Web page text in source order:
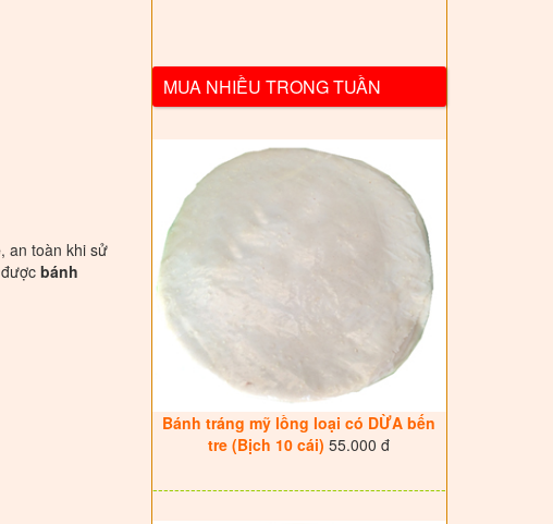
, an toàn khi sử
bánh
MUA NHIỀU TRONG TUẦN
Bánh tráng mỹ lồng loại có DỪA bến
tre (Bịch 10 cái) 55.000 đ
------------------------------------------------------